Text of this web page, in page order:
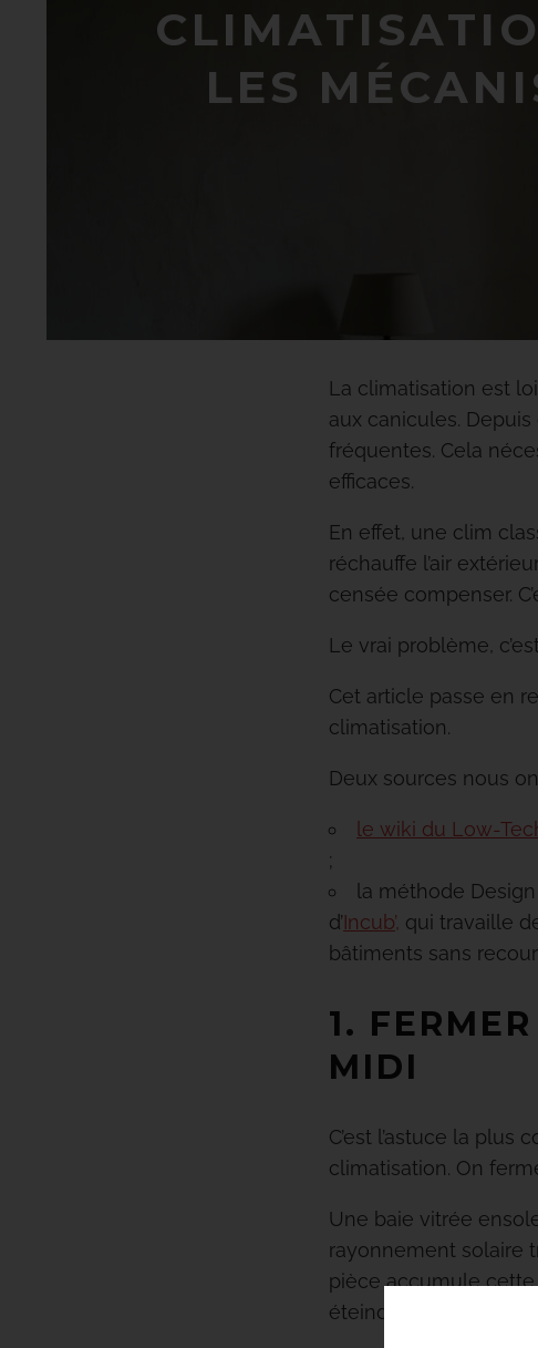
LES
La climatisation est
aux canicules.
fréquentes. Cela
efficaces.
En effet, une clim
réchauffe l’air
censée compenser.
Le vrai problème,
Cet article passe en
climatisation.
Deux sources nous
le wiki du Low-
;
la méthode
d’Incub’, qui travaille
bâtiments sans
1.
MIDI
C’est l’astuce la
climatisation. On
Une baie vitrée
rayonnement solaire
pièce accumule cette
éteindre le radiateur